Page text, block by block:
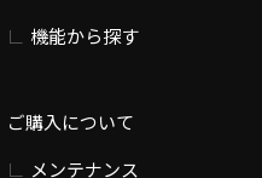
機能から探す
ご購入について
メンテナンス